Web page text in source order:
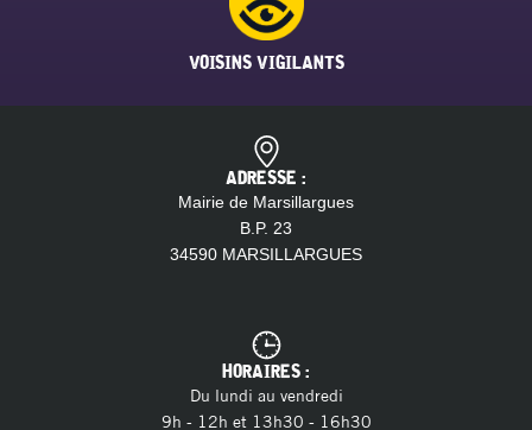
VOISINS VIGILANTS
ADRESSE :
Mairie de Marsillargues
B.P. 23
34590 MARSILLARGUES
HORAIRES :
Du lundi au vendredi
9h - 12h et 13h30 - 16h30